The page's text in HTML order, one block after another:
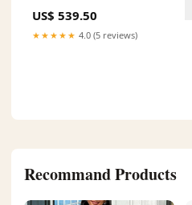
US$ 539.50
★★★★★ 4.0 (5 reviews)
Recommand Products